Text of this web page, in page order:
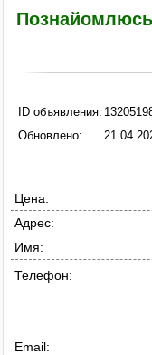
ID объявления:
Обновлено:
Цена:
Адрес:
Имя:
Телефон:
Email: